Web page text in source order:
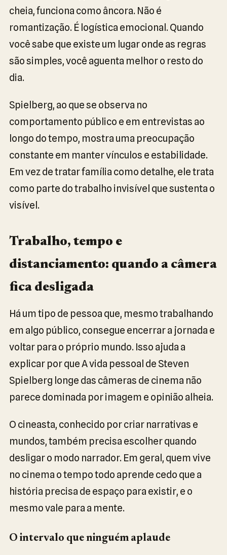
cheia, funciona como âncora. Não é
romantização. É logística emocional. Quando
você sabe que existe um lugar onde as regras
são simples, você aguenta melhor o resto do
dia.
Spielberg, ao que se observa no
comportamento público e em entrevistas ao
longo do tempo, mostra uma preocupação
constante em manter vínculos e estabilidade.
Em vez de tratar família como detalhe, ele trata
como parte do trabalho invisível que sustenta o
visível.
Trabalho, tempo e
distanciamento: quando a câmera
fica desligada
Há um tipo de pessoa que, mesmo trabalhando
em algo público, consegue encerrar a jornada e
voltar para o próprio mundo. Isso ajuda a
explicar por que A vida pessoal de Steven
Spielberg longe das câmeras de cinema não
parece dominada por imagem e opinião alheia.
O cineasta, conhecido por criar narrativas e
mundos, também precisa escolher quando
desligar o modo narrador. Em geral, quem vive
no cinema o tempo todo aprende cedo que a
história precisa de espaço para existir, e o
mesmo vale para a mente.
O intervalo que ninguém aplaude